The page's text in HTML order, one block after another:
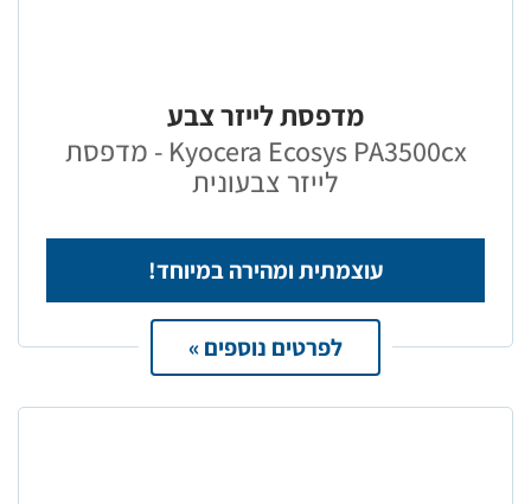
מדפסת לייזר צבע
Kyocera Ecosys PA3500cx - מדפסת
לייזר צבעונית
עוצמתית ומהירה במיוחד!
לפרטים נוספים »